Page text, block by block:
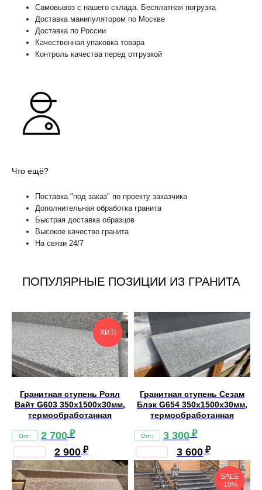
Самовывоз с нашего склада. Бесплатная погрузка
Доставка манипулятором по Москве
Доставка по России
Качественная упаковка товара
Контроль качества перед отгрузкой
Что ещё?
Поставка "под заказ" по проекту заказчика
Дополнительная обработка гранита
Быстрая доставка образцов
Высокое качество гранита
На связи 24/7
ПОПУЛЯРНЫЕ ПОЗИЦИИ ИЗ ГРАНИТА
ХИТ!
Гранитная ступень Роял
Вайт G603 350х1500х30мм,
термообработанная
2 700 ₽
2 900 ₽
Гранитная ступень Сезам
Блэк G654 350х1500х30мм,
термообработанная
3 300 ₽
3 600 ₽
SALE
-10%